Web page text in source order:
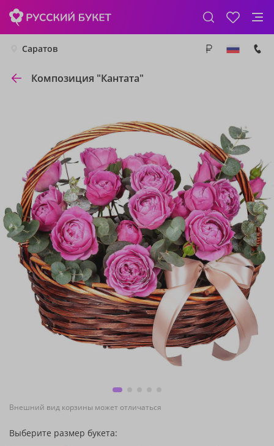
Саратов
Композиция "Кантата"
Внешний вид корзины может отличаться
Выберите размер букета: